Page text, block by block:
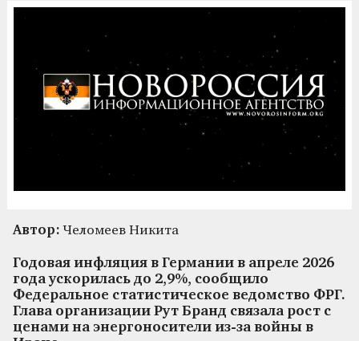
Автор: Челомеев Никита
Годовая инфляция в Германии в апреле 2026
года ускорилась до 2,9%, сообщило
Федеральное статистическое ведомство ФРГ.
Глава организации Рут Бранд связала рост с
ценами на энергоносители из-за войны в